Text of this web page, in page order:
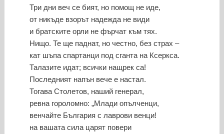
Три дни веч се бият, но помощ не иде,
от никъде взорът надежда не види
и братските орли не фърчат към тях.
Нищо. Те ще паднат, но честно, без страх –
кат шъпа спартанци под сганта на Ксеркса.
Талазите идат; всички нащрек са!
Последният напън вече е настал.
Тогава Столетов, наший генерал,
ревна гороломно: „Млади опълченци,
венчайте България с лаврови венци!
на вашата сила царят повери